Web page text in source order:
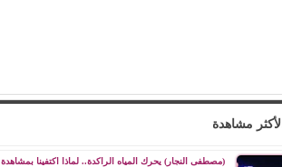
الأكثر مشاهدة
(مصطفى النجار) يحرك المياه الراكدة.. لماذا اكتفينا بمشاهدة